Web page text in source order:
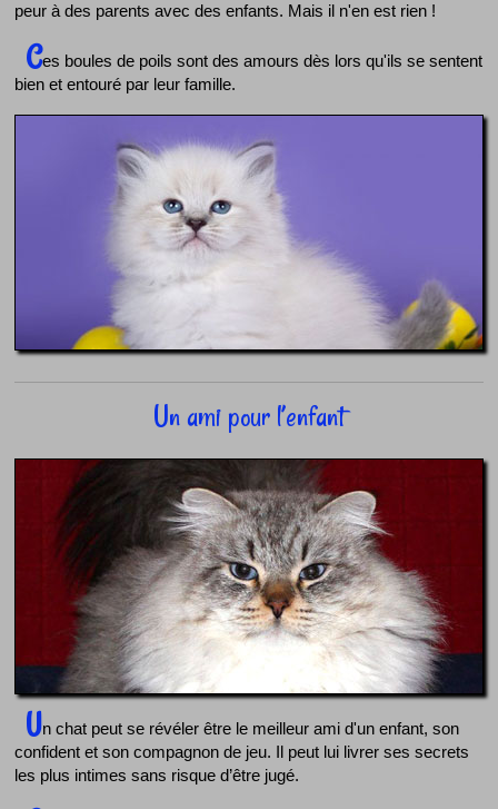
peur à des parents avec des enfants. Mais il n'en est rien !
Ces boules de poils sont des amours dès lors qu'ils se sentent
bien et entouré par leur famille.
Un ami pour l’enfant
Un chat peut se révéler être le meilleur ami d'un enfant, son
confident et son compagnon de jeu. Il peut lui livrer ses secrets
les plus intimes sans risque d’être jugé.